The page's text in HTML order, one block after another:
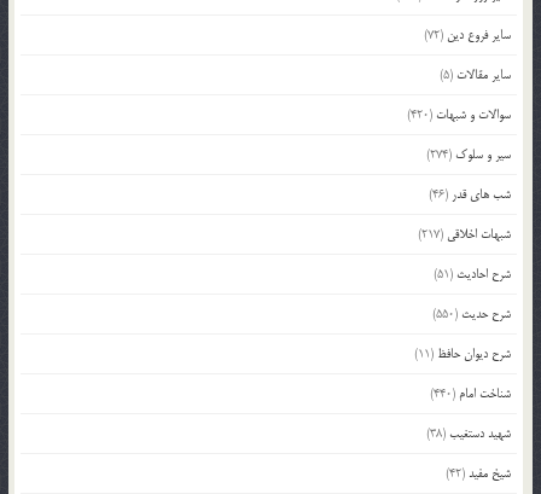
سایر فروع دین (72)
سایر مقالات (5)
سوالات و شبهات (420)
سیر و سلوک (274)
شب های قدر (46)
شبهات اخلاقی (217)
شرح احادیث (51)
شرح حدیث (550)
شرح دیوان حافظ (11)
شناخت امام (440)
شهید دستغیب(38)
شیخ مفید(42)